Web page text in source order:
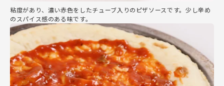
粘度があり、濃い赤色をしたチューブ入りのピザソースです。少し辛め
のスパイス感のある味です。